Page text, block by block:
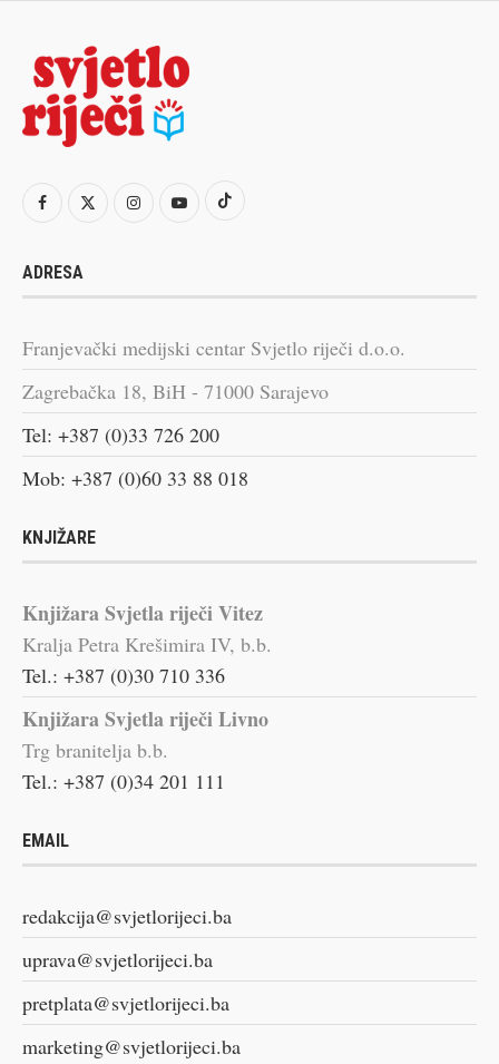
ADRESA
Franjevački medijski centar Svjetlo riječi d.o.o.
Zagrebačka 18, BiH - 71000 Sarajevo
Tel: +387 (0)33 726 200
Mob: +387 (0)60 33 88 018
KNJIŽARE
Knjižara Svjetla riječi Vitez
Kralja Petra Krešimira IV, b.b.
Tel.: +387 (0)30 710 336
Knjižara Svjetla riječi Livno
Trg branitelja b.b.
Tel.: +387 (0)34 201 111
EMAIL
redakcija@svjetlorijeci.ba
uprava@svjetlorijeci.ba
pretplata@svjetlorijeci.ba
marketing@svjetlorijeci.ba